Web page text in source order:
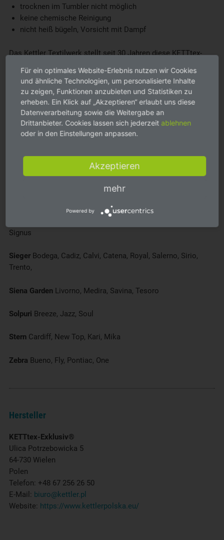
trocknen im Tumbler nicht möglich
keine chemische Reinigung
nicht heiß bügeln, Vorsicht mit Dampf
Das Kettler Textilwerk stellt seit 30 Jahren diese KETTtex-
Besonders geeignet für folgende Hochlehner-Sessel
und deren Hersteller:
AmazonBasics
Altura, Arenga, Avantgarde, Avance, Avalon, Basicplus,
Forma II, Family, Friends, Granada, Legato, Liane, Memphis,
Morenda, Rasmus, Scirocco, Start, Vista,
Signus
SiegerBodega, Cadiz, Calvi, Catena, Royal, Salerno, Sirio,
Trento,
Siena GardenLivorno, Medira, Savina, Tesoro
Solpuri Breeze, Jazz, Soul
SternCardiff, New Top, Kari, Mika
Zebra Bueno, Fly, Pontiac, One
Hersteller
KETTtex-Exklusiv®
Ulica Potrzebowicka 5
64-730 Wielen
Polen
Telefon: +48 67 256 26 50
E-Mail: biuro@kettler.pl
Website: https://www.kettlerpolska.eu/
Für ein optimales Website-Erlebnis nutzen wir Cookies
und ähnliche Technologien, um personalisierte Inhalte
zu zeigen, Funktionen anzubieten und Statistiken zu
erheben. Ein Klick auf „Akzeptieren“ erlaubt uns diese
Datenverarbeitung sowie die Weitergabe an
Drittanbieter. Cookies lassen sich jederzeit ablehnen
oder in den Einstellungen anpassen.
Akzeptieren
mehr
Powered by